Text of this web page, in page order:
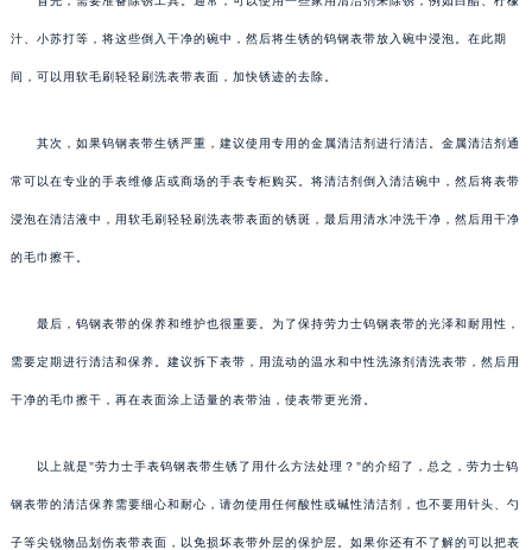
汁、小苏打等，将这些倒入干净的碗中，然后将生锈的钨钢表带放入碗中浸泡。在此期
间，可以用软毛刷轻轻刷洗表带表面，加快锈迹的去除。
其次，如果钨钢表带生锈严重，建议使用专用的金属清洁剂进行清洁。金属清洁剂通
常可以在专业的手表维修店或商场的手表专柜购买。将清洁剂倒入清洁碗中，然后将表带
浸泡在清洁液中，用软毛刷轻轻刷洗表带表面的锈斑，最后用清水冲洗干净，然后用干净
的毛巾擦干。
最后，钨钢表带的保养和维护也很重要。为了保持劳力士钨钢表带的光泽和耐用性，
需要定期进行清洁和保养。建议拆下表带，用流动的温水和中性洗涤剂清洗表带，然后用
干净的毛巾擦干，再在表面涂上适量的表带油，使表带更光滑。
以上就是"劳力士手表钨钢表带生锈了用什么方法处理？"的介绍了，总之，劳力士钨
钢表带的清洁保养需要细心和耐心，请勿使用任何酸性或碱性清洁剂，也不要用针头、勺
子等尖锐物品划伤表带表面，以免损坏表带外层的保护层。如果你还有不了解的可以把表